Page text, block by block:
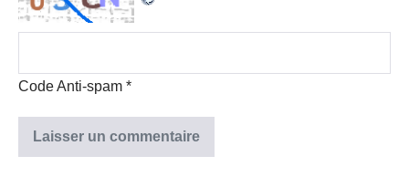
Code Anti-spam *